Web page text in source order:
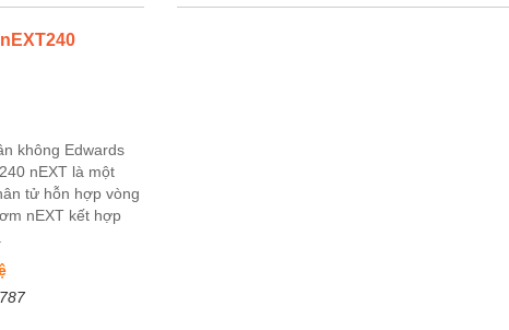
không Edwards
nEXT là một
tử hỗn hợp vòng
nEXT kết hợp